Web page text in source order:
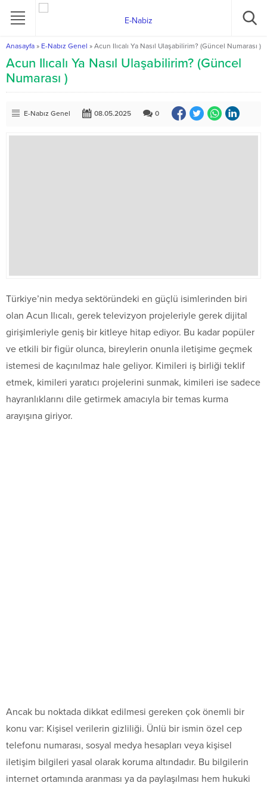
Anasayfa » E-Nabız Genel » Acun Ilıcalı Ya Nasıl Ulaşabilirim? (Güncel Numarası )
Acun Ilıcalı Ya Nasıl Ulaşabilirim? (Güncel
Numarası )
E-Nabız Genel 08.05.2025 0
Türkiye’nin medya sektöründeki en güçlü isimlerinden biri
olan Acun Ilıcalı, gerek televizyon projeleriyle gerek dijital
girişimleriyle geniş bir kitleye hitap ediyor. Bu kadar popüler
ve etkili bir figür olunca, bireylerin onunla iletişime geçmek
istemesi de kaçınılmaz hale geliyor. Kimileri iş birliği teklif
etmek, kimileri yaratıcı projelerini sunmak, kimileri ise sadece
hayranlıklarını dile getirmek amacıyla bir temas kurma
arayışına giriyor.
Ancak bu noktada dikkat edilmesi gereken çok önemli bir
konu var: Kişisel verilerin gizliliği. Ünlü bir ismin özel cep
telefonu numarası, sosyal medya hesapları veya kişisel
iletişim bilgileri yasal olarak koruma altındadır. Bu bilgilerin
internet ortamında aranması ya da paylaşılması hem hukuki